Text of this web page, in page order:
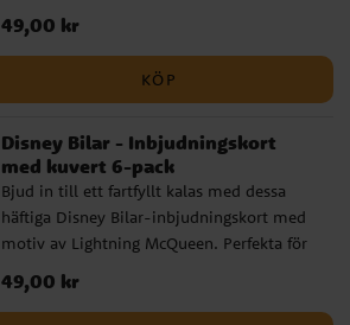
Bilar, en perfekt dekoration som gör
barnkalaset extra festligt. Ballongerna blir
fyllas med både luft och helium. För
använda en ballongpump. ✔️ Diameter: ca
30 cm uppblåsta ✔️ Kan fyllas med luft
eller helium ✔️ 8-pack i blandade färger ✔️
Officiellt licensierad Disneyprodukt
Pris :49,00 kr
49,00 kr
KÖP
Disney Bilar - Inbjudningskort
med kuvert 6-pack
Bjud in till ett fartfyllt kalas med dessa
häftiga Disney Bilar-inbjudningskort med
motiv av Lightning McQueen. Perfekta för
barn som älskar racing och vill samla
vännerna till en spännande
Pris :49,00 kr
49,00 kr